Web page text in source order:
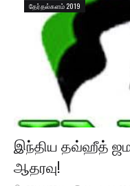
தேர்தல்களம் 2019
இந்திய தவ்ஹீத்
ஆதரவு!